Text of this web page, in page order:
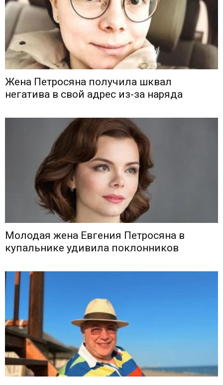
Жена Петросяна получила шквал
негатива в свой адрес из-за наряда
Молодая жена Евгения Петросяна в
купальнике удивила поклонников